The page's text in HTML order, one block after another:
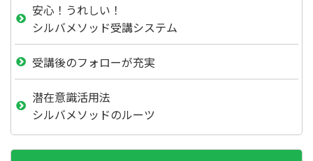
安心！うれしい！
シルバメソッド受講システム
受講後のフォローが充実
潜在意識活用法
シルバメソッドのルーツ